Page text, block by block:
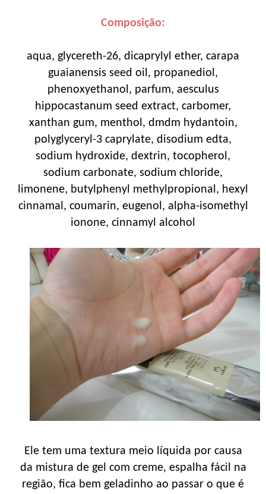
Composição:
aqua, glycereth-26, dicaprylyl ether, carapa
guaianensis seed oil, propanediol,
phenoxyethanol, parfum, aesculus
hippocastanum seed extract, carbomer,
xanthan gum, menthol, dmdm hydantoin,
polyglyceryl-3 caprylate, disodium edta,
sodium hydroxide, dextrin, tocopherol,
sodium carbonate, sodium chloride,
limonene, butylphenyl methylpropional, hexyl
cinnamal, coumarin, eugenol, alpha-isomethyl
ionone, cinnamyl alcohol
Ele tem uma textura meio líquida por causa
da mistura de gel com creme, espalha fácil na
região, fica bem geladinho ao passar o que é